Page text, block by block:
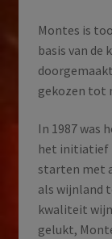
Montes is
basis van
gekozen tot
In 1987 was
het initiatief
starten met
als wijnland
kwaliteit
gelukt,